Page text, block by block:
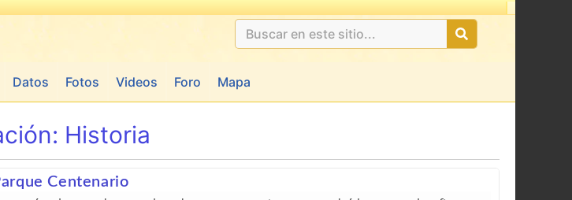
Datos Fotos Videos Foro Mapa
Historia
Centenario